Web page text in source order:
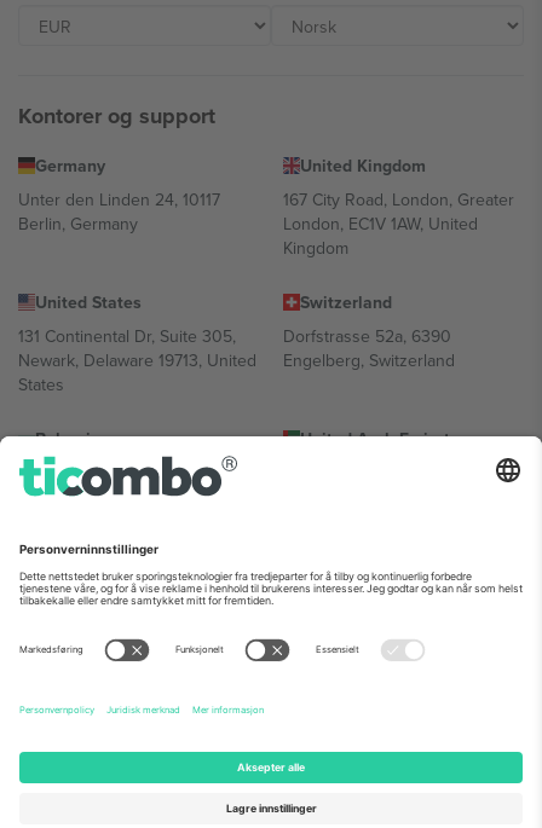
Kontorer og support
Germany
Unter den Linden 24, 10117
Berlin, Germany
United Kingdom
167 City Road, London, Greater
London, EC1V 1AW, United
Kingdom
United States
131 Continental Dr, Suite 305,
Newark, Delaware 19713, United
States
Switzerland
Dorfstrasse 52a, 6390
Engelberg, Switzerland
Bulgaria
Regus Sofia City West, bul
Totleben 53-55, 1606 Sofia,
United Arab Emirates
UAE Dubai Silicon Oasis, DDP
Mexico
Av Chapultepec 360, Roma
Norte, Cuauhtémoc, 06700
Ciudad de México, CDMX,
sted, begivenhet og/eller domene. For detaljer, sjekk spesifikke
arrangementsside, forlag og vilkår.,Firmainformasjon
2026 Ticombo. Alle rettigheter reservert.